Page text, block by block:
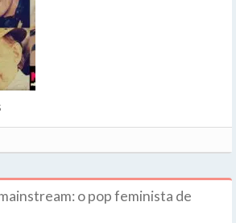
o pop feminista de